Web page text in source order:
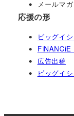
メールマ
応援の形
ビッグイ
FiNANCiE
広告出稿
ビッグイ